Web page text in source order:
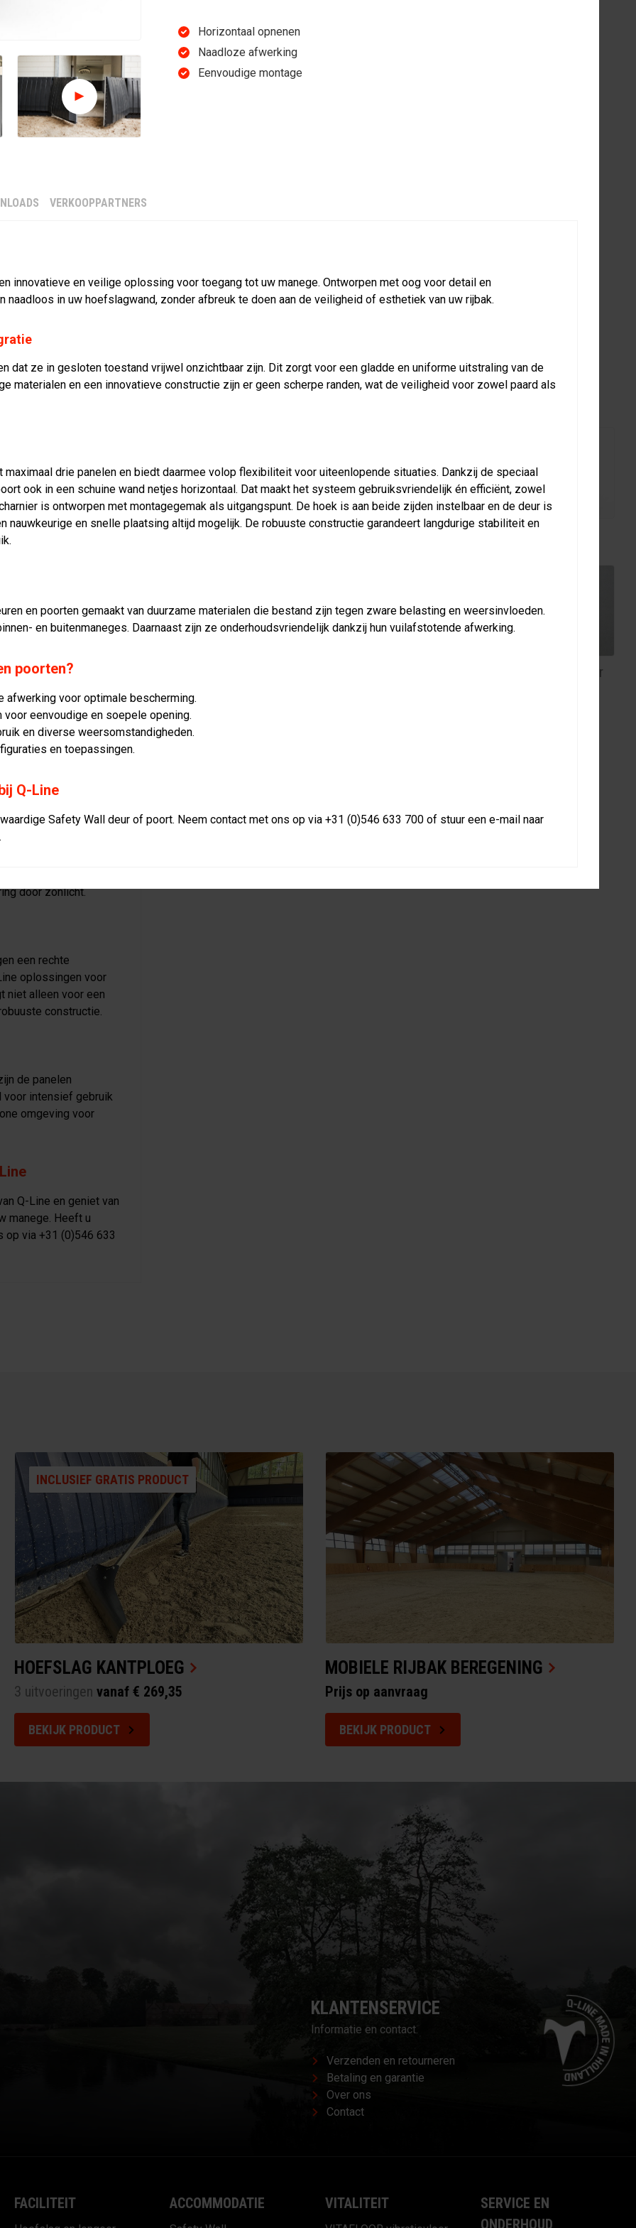
HOEFSLAGWAND
STANDAARD ZWART PANEEL
10 jaar garantie (carry in basis)
Volledig recyclebaar
Eenvoudig te reinigen
en duurzame
manege. Ontworpen
voor een
of buitenrijbak.
bescherming
belastingen, wat
oplossing.
in elke
door zonlicht.
een rechte
oplossingen voor
niet alleen voor een
constructie.
de panelen
voor intensief gebruik
omgeving voor
Q-Line en geniet van
manege. Heeft u
op via +31 (0)546 633
Poort 1 paneel Poort 2 panelen
Bevestiging voor muur
INCLUSIEF GRATIS PRODUCT
HOEFSLAG KANTPLOEG
3 uitvoeringen vanaf € 269,35
BEKIJK PRODUCT
MOBIELE RIJBAK BEREGENING
Prijs op aanvraag
BEKIJK PRODUCT
Horizontaal opnenen
Naadloze afwerking
Eenvoudige montage
VERKOOPPARTNERS
innovatieve en veilige oplossing voor toegang tot uw manege. Ontworpen met oog voor detail en
naadloos in uw hoefslagwand, zonder afbreuk te doen aan de veiligheid of esthetiek van uw rijbak.
dat ze in gesloten toestand vrijwel onzichtbaar zijn. Dit zorgt voor een gladde en uniforme uitstraling van de
materialen en een innovatieve constructie zijn er geen scherpe randen, wat de veiligheid voor zowel paard als
drie panelen en biedt daarmee volop flexibiliteit voor uiteenlopende situaties. Dankzij de speciaal
ook in een schuine wand netjes horizontaal. Dat maakt het systeem gebruiksvriendelijk én efficiënt, zowel
is ontworpen met montagegemak als uitgangspunt. De hoek is aan beide zijden instelbaar en de deur is
nauwkeurige en snelle plaatsing altijd mogelijk. De robuuste constructie garandeert langdurige stabiliteit en
en poorten gemaakt van duurzame materialen die bestand zijn tegen zware belasting en weersinvloeden.
en buitenmaneges. Daarnaast zijn ze onderhoudsvriendelijk dankzij hun vuilafstotende afwerking.
poorten?
afwerking voor optimale bescherming.
eenvoudige en soepele opening.
en diverse weersomstandigheden.
en toepassingen.
Q-Line
Safety Wall deur of poort. Neem contact met ons op via +31 (0)546 633 700 of stuur een e-mail naar
KLANTENSERVICE
Informatie en contact.
Verzenden en retourneren
Betaling en garantie
Over ons
Contact
FACILITEIT ACCOMMODATIE VITALITEIT
SERVICE EN